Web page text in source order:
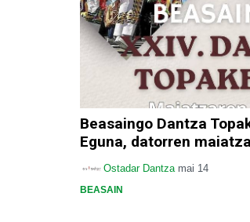
Beasaingo Dantza
Eguna, datorren
Ostadar Dantza mai 14
BEASAIN